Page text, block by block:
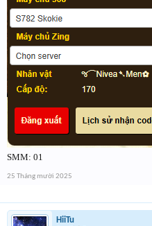
SMM: 01
25 Tháng mười 2025
HiiTu